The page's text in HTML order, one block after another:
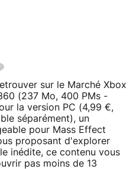
sur le Marché Xbox
(237 Mo, 400 PMs -
la version PC (4,99 €,
séparément), un
pour Mass Effect
proposant d'explorer
inédite, ce contenu vous
pas moins de 13